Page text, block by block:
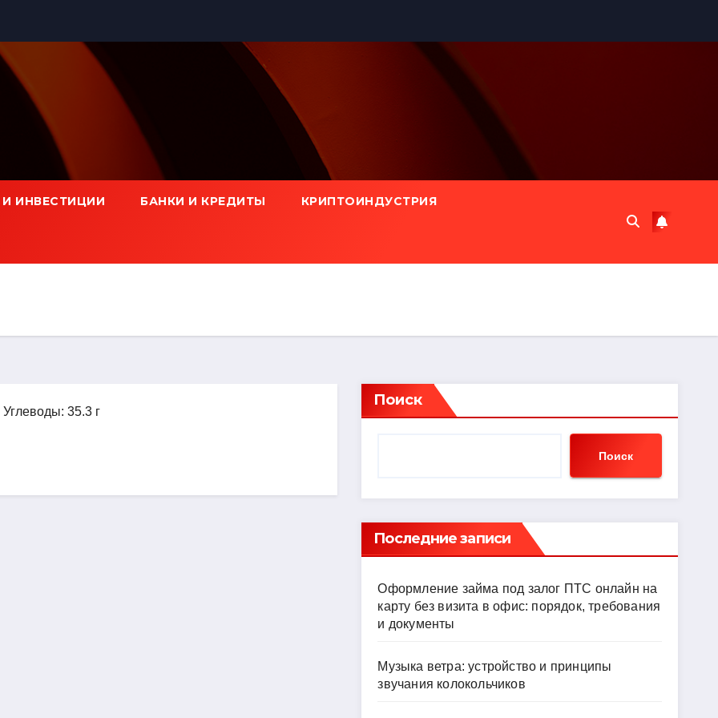
И ИНВЕСТИЦИИ БАНКИ И КРЕДИТЫ КРИПТОИНДУСТРИЯ
35.3 г
Поиск
Поиск
Последние записи
Оформление займа под залог ПТС онлайн на
карту без визита в офис: порядок, требования
и документы
Музыка ветра: устройство и принципы
звучания колокольчиков